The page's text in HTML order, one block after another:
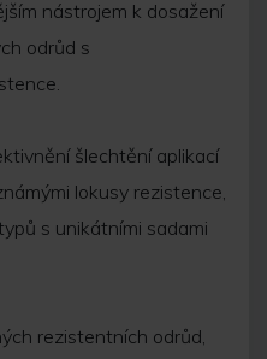
nástrojem k dosažení
odrůd s
šlechtění aplikací
lokusy rezistence,
s unikátními sadami
rezistentních odrůd,